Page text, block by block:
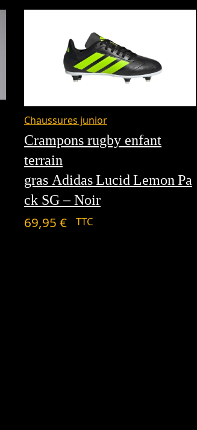
Chaussures junior
Crampons rugby enfant
terrain
gras Adidas Lucid Lemon Pa
ck SG – Noir
69,95 € TTC